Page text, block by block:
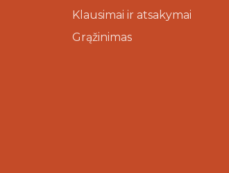
Klausimai ir atsakymai
Grąžinimas